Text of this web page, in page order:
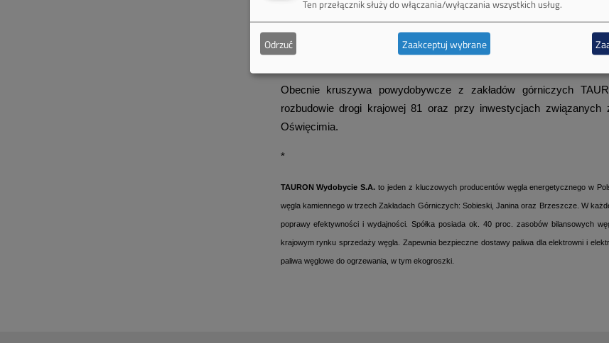
W ciągu ostatnich dwóch lat 800 tysięcy ton odpadów z kopalń
wprowadzono na rynek. Zalegające kiedyś na hałdach uboczne
nowych technologii znajdują dziś zastosowanie w budownictwie
Obecnie kruszywa powydobywcze z zakładów górniczych
rozbudowie drogi krajowej 81 oraz przy inwestycjach związanych
Oświęcimia.
*
TAURON Wydobycie S.A. to jeden z kluczowych producentów węgla energetycznego w
węgla kamiennego w trzech Zakładach Górniczych: Sobieski, Janina oraz Brzeszcze. W
poprawy efektywności i wydajności. Spółka posiada ok. 40 proc. zasobów bilansowych
krajowym rynku sprzedaży węgla. Zapewnia bezpieczne dostawy paliwa dla elektrowni i
paliwa węglowe do ogrzewania, w tym ekogroszki.
Ten przełącznik służy do włączania/wyłączania wszystkich usług.
Odrzuć Zaakceptuj wybrane